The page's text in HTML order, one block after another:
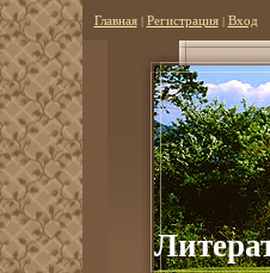
Главная| Регистрация| Вход
Литер